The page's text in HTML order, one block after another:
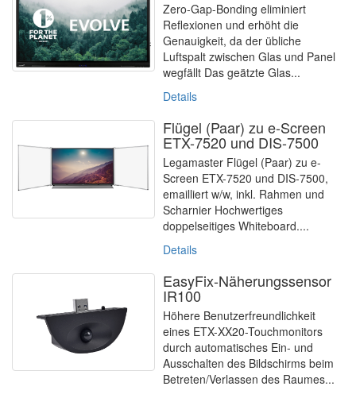
Zero-Gap-Bonding eliminiert
Reflexionen und erhöht die
Genauigkeit, da der übliche
Luftspalt zwischen Glas und Panel
wegfällt Das geätzte Glas...
Details
Flügel (Paar) zu e-Screen
ETX-7520 und DIS-7500
Legamaster Flügel (Paar) zu e-
Screen ETX-7520 und DIS-7500,
emailliert w/w, inkl. Rahmen und
Scharnier Hochwertiges
doppelseitiges Whiteboard....
Details
EasyFix-Näherungssensor
IR100
Höhere Benutzerfreundlichkeit
eines ETX-XX20-Touchmonitors
durch automatisches Ein- und
Ausschalten des Bildschirms beim
Betreten/Verlassen des Raumes...